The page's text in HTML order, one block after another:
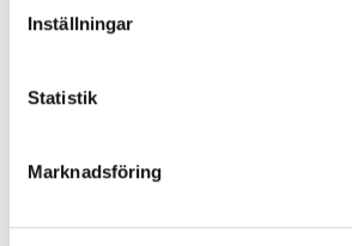
Inställningar
Statistik
Marknadsföring